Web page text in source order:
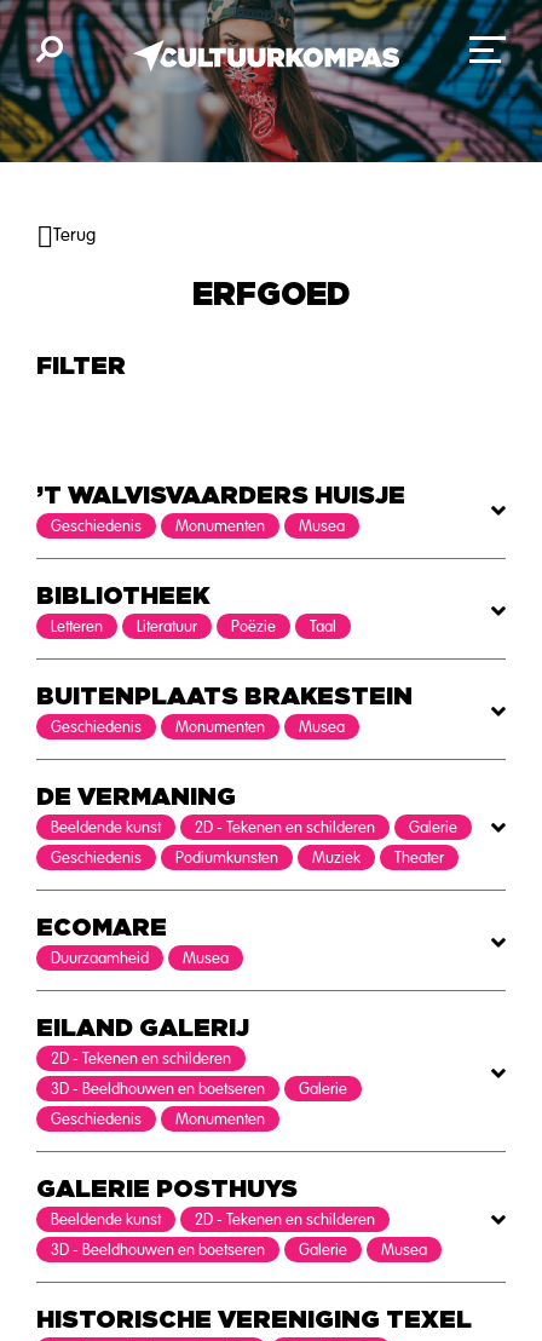
Terug
ERFGOED
’T WALVISVAARDERS HUISJE
Geschiedenis Monumenten Musea
BIBLIOTHEEK
Letteren Literatuur Poëzie Taal
BUITENPLAATS BRAKESTEIN
Geschiedenis Monumenten Musea
DE VERMANING
Beeldende kunst 2D - Tekenen en schilderen
Galerie
Geschiedenis
Podiumkunsten Muziek Theater
ECOMARE
Duurzaamheid Musea
EILAND GALERIJ
2D - Tekenen en schilderen
3D - Beeldhouwen en boetseren
Galerie
Geschiedenis
Monumenten
GALERIE POSTHUYS
Beeldende kunst
2D - Tekenen en schilderen
3D - Beeldhouwen en boetseren
Galerie Musea
HISTORISCHE VERENIGING TEXEL
FILTER